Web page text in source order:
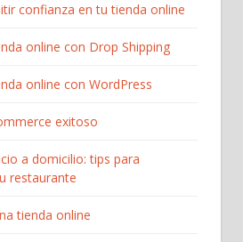
confianza en tu tienda online
online con Drop Shipping
online con WordPress
exitoso
a domicilio: tips para
restaurante
tienda online